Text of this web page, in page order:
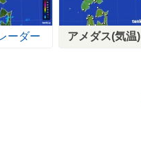
ーダー アメダス(気温)